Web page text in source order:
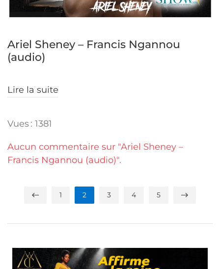
Ariel Sheney – Francis Ngannou
(audio)
Lire la suite
Vues : 1381
Aucun commentaire sur "Ariel Sheney –
Francis Ngannou (audio)".
1 2 3 4 5